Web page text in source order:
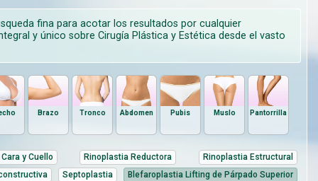
fina para acotar los resultados por cualquier
y único sobre Cirugía Plástica y Estética desde el vasto
Brazo Tronco Abdomen Pubis Muslo Pantorrilla
y Cuello Rinoplastia Reductora
Rinoplastia Estructural
Septoplastia
Blefaroplastia Lifting de Párpado Superior